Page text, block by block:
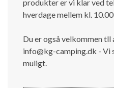
produkter er vi klar ved
hverdage mellem kl.
Du er også velkommen tll
info@kg-camping.dk - Vi
muligt.